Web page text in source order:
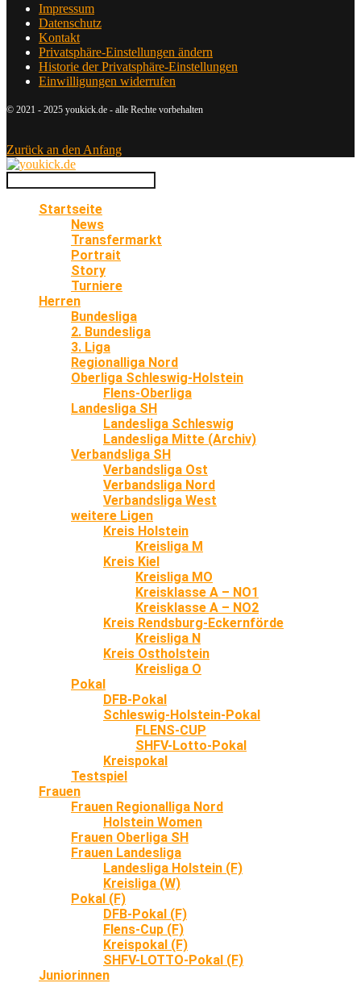
Impressum
Datenschutz
Kontakt
Privatsphäre-Einstellungen ändern
Historie der Privatsphäre-Einstellungen
Einwilligungen widerrufen
© 2021 - 2025 youkick.de - alle Rechte vorbehalten
Zurück an den Anfang
Startseite
News
Transfermarkt
Portrait
Story
Turniere
Herren
Bundesliga
2. Bundesliga
3. Liga
Regionalliga Nord
Oberliga Schleswig-Holstein
Flens-Oberliga
Landesliga SH
Landesliga Schleswig
Landesliga Mitte (Archiv)
Verbandsliga SH
Verbandsliga Ost
Verbandsliga Nord
Verbandsliga West
weitere Ligen
Kreis Holstein
Kreisliga M
Kreis Kiel
Kreisliga MO
Kreisklasse A – NO1
Kreisklasse A – NO2
Kreis Rendsburg-Eckernförde
Kreisliga N
Kreis Ostholstein
Kreisliga O
Pokal
DFB-Pokal
Schleswig-Holstein-Pokal
FLENS-CUP
SHFV-Lotto-Pokal
Kreispokal
Testspiel
Frauen
Frauen Regionalliga Nord
Holstein Women
Frauen Oberliga SH
Frauen Landesliga
Landesliga Holstein (F)
Kreisliga (W)
Pokal (F)
DFB-Pokal (F)
Flens-Cup (F)
Kreispokal (F)
SHFV-LOTTO-Pokal (F)
Juniorinnen